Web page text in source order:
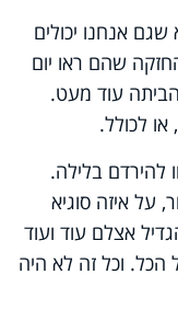
אנחנו יכולים
שהם ראו יום
עוד מעט.
לכולל.
להירדם בלילה.
על איזה סוגיא
אצלם עוד ועוד
וכל זה לא היה